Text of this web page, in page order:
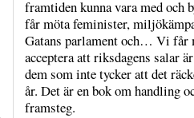
framtiden kunna vara med och
får möta feminister,
Gatans parlament och… Vi får
acceptera att riksdagens salar
dem som inte tycker att det
år. Det är en bok om handling
framsteg.